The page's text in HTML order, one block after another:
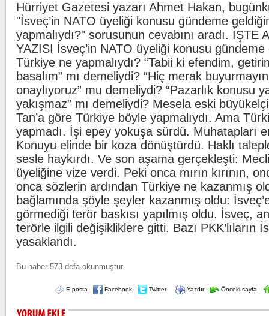
Hürriyet Gazetesi yazarı Ahmet Hakan,
"İsveç’in NATO üyeliği konusu gündeme
yapmalıydı?" sorusunun cevabını aradı. İŞTE
YAZISI İsveç’in NATO üyeliği konusu gündeme
Türkiye ne yapmalıydı? “Tabii ki efendim,
basalım” mı demeliydi? “Hiç merak
onaylıyoruz” mu demeliydi? “Pazarlık konusu
yakışmaz” mı demeliydi? Mesela eski
Tan’a göre Türkiye böyle yapmalıydı. Ama
yapmadı. İşi epey yokuşa sürdü. Muhatapları
Konuyu elinde bir koza dönüştürdü. Haklı
sesle haykırdı. Ve son aşama gerçekleşti:
üyeliğine vize verdi. Peki onca mırın kırının,
onca sözlerin ardından Türkiye ne kazanmış
bağlamında şöyle şeyler kazanmış oldu:
görmediği terör baskısı yapılmış oldu. İsveç,
terörle ilgili değişikliklere gitti. Bazı PKK’lıların
yasaklandı.
Bu haber 573 defa okunmuştur.
E-posta Facebook Twitter Yazdır Önceki sayfa
Beşiktaş'ta şok